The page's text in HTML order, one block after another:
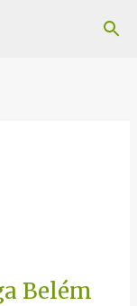
Belém